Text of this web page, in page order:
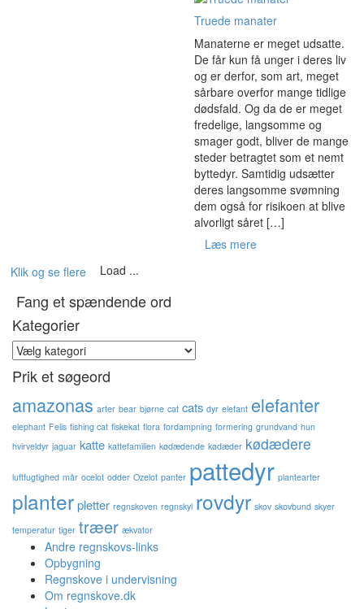
Truede manater
Manaterne er meget udsatte.
De får kun få unger i deres liv
og er derfor, som art, meget
sårbare overfor mange tidlige
dødsfald. Og da de er meget
fredelige, langsomme og
smager godt, bliver de mange
steder betragtet som et nemt
byttedyr. Samtidig udsætter
deres langsomme svømning
dem også for risikoen at blive
alvorligt såret […]
Læs mere
Klik og se flere
Load ...
Fang et spændende ord
Kategorier
Kategorier
Prik et søgeord
amazonas arter bear bjørne cat cats dyr elefant elefanter
elephant Felis fishing cat fiskekat flora fordampning formering grundvand hun
hvirveldyr jaguar katte kattefamilien kødædende kødæder kødædere
luftfugtighed mår ocelot odder Ozelot panter pattedyr plantearter
planterpletter regnskoven regnskyl rovdyr skov skovbund skyer
temperatur tiger træer ækvator
Andre regnskovs-links
Opbygning
Regnskove i undervisning
Om regnskove.dk